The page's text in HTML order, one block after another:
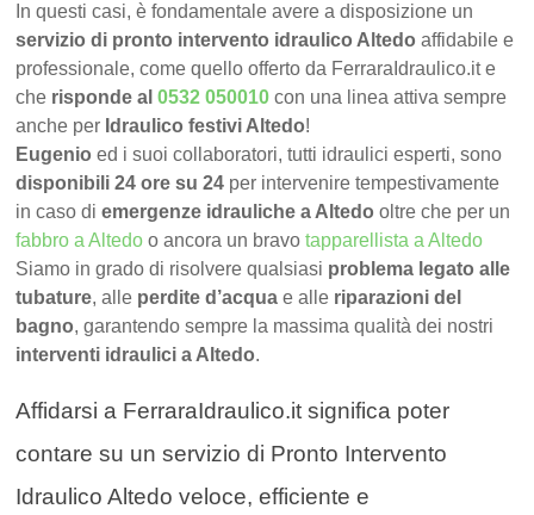
In questi casi, è fondamentale avere a disposizione un
servizio di pronto intervento idraulico Altedoaffidabile e
professionale, come quello offerto da FerraraIdraulico.it e
che risponde al0532 050010 con una linea attiva sempre
anche per Idraulico festivi Altedo!
Eugenio ed i suoi collaboratori, tutti idraulici esperti, sono
disponibili 24 ore su 24 per intervenire tempestivamente
in caso diemergenze idrauliche a Altedooltre che per un
fabbro a Altedo o ancora un bravotapparellista a Altedo
Siamo in grado di risolvere qualsiasi problema legato alle
tubature, alle perdite d’acqua e alle riparazioni del
bagno, garantendo sempre la massima qualità dei nostri
interventi idraulici a Altedo.
Affidarsi a FerraraIdraulico.it significa poter
contare su un servizio di Pronto Intervento
Idraulico Altedo veloce, efficiente e